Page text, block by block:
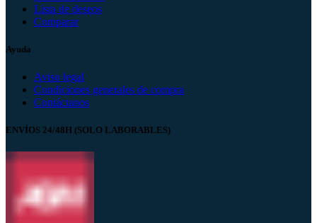
Lista de deseos
Comparar
Ayuda
Aviso legal
Condiciones generales de compra
Contáctanos
ENVÍOS 24/48H (SOLO LABORABLES)